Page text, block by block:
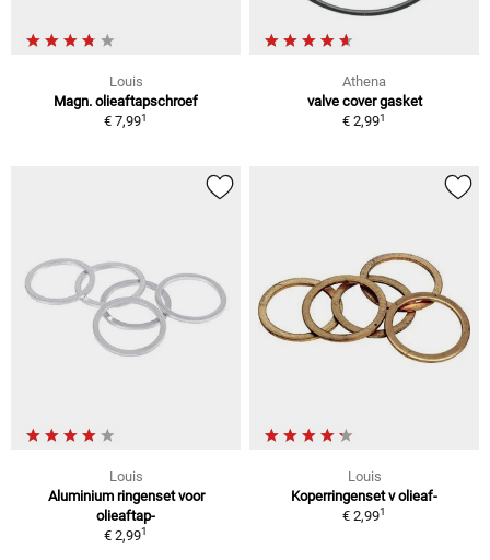
Louis
Magn. olieaftapschroef
€ 7,991
Athena
valve cover gasket
€ 2,991
Louis
Aluminium ringenset voor
olieaftap-
€ 2,991
Louis
Koperringenset v olieaf-
€ 2,991